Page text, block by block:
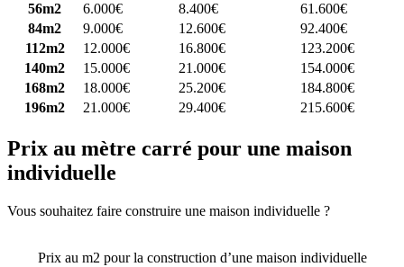
56m2
6.000€ 8.400€
61.600€
84m2
9.000€ 12.600€
92.400€
112m2
12.000€ 16.800€
123.200€
140m2
15.000€ 21.000€
154.000€
168m2
18.000€ 25.200€
184.800€
196m2
21.000€ 29.400€ 215.600€
Prix au mètre carré pour une maison
individuelle
Vous souhaitez faire construire une maison individuelle ?
Prix au m2 pour la construction d’une maison individuelle